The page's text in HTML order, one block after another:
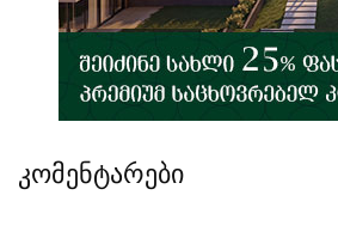
კომენტარები